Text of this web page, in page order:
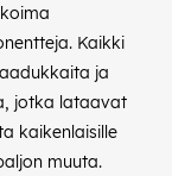
Kaikki
ja
jotka lataavat
kaikenlaisille
muuta.